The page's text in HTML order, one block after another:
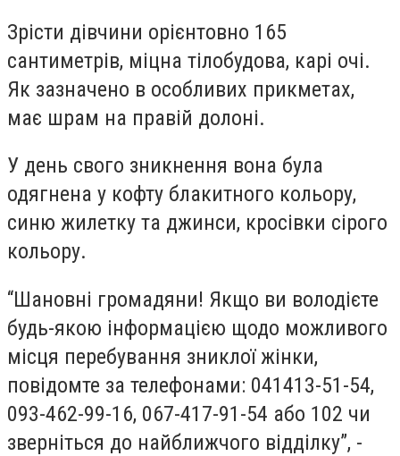
Зрісти дівчини орієнтовно 165
сантиметрів, міцна тілобудова, карі очі.
Як зазначено в особливих прикметах,
має шрам на правій долоні.
У день свого зникнення вона була
одягнена у кофту блакитного кольору,
синю жилетку та джинси, кросівки сірого
кольору.
“Шановні громадяни! Якщо ви володієте
будь-якою інформацією щодо можливого
місця перебування зниклої жінки,
повідомте за телефонами: 041413-51-54,
093-462-99-16, 067-417-91-54 або 102 чи
зверніться до найближчого відділку”, -